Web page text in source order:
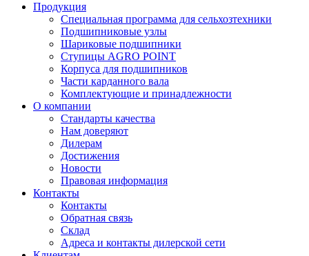
Продукция
Специальная программа для сельхозтехники
Подшипниковые узлы
Шариковые подшипники
Ступицы AGRO POINT
Корпуса для подшипников
Части карданного вала
Комплектующие и принадлежности
О компании
Стандарты качества
Нам доверяют
Дилерам
Достижения
Новости
Правовая информация
Контакты
Контакты
Обратная связь
Склад
Адреса и контакты дилерской сети